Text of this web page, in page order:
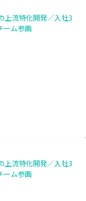
上流特化開発／入社3
ーム参画
上流特化開発／入社3
ーム参画